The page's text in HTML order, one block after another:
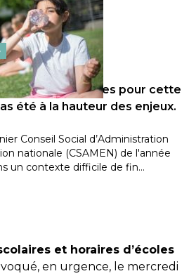
attendues pour cette
été à la hauteur des enjeux.
Conseil Social d’Administration
nationale (CSAMEN) de l'année
un contexte difficile de fin…
et horaires d’écoles
en urgence, le mercredi